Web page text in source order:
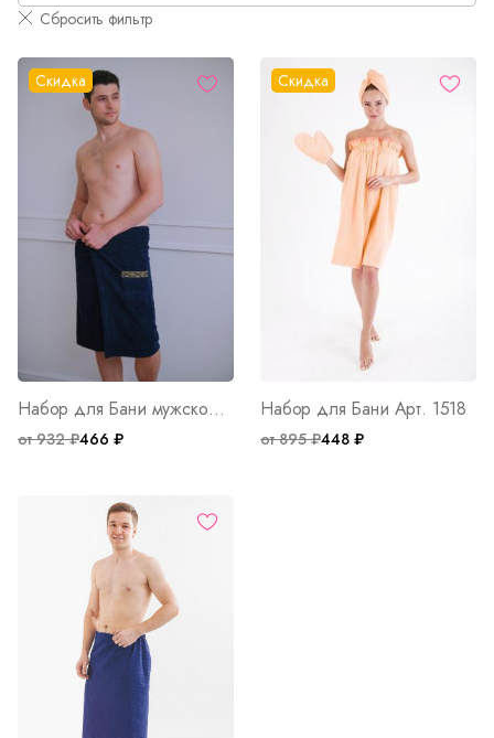
Сбросить фильтр
Скидка
Набор для Бани мужской Арт. 1523
от 932 ₽466 ₽
Скидка
Набор для Бани Арт. 1518
от 895 ₽448 ₽